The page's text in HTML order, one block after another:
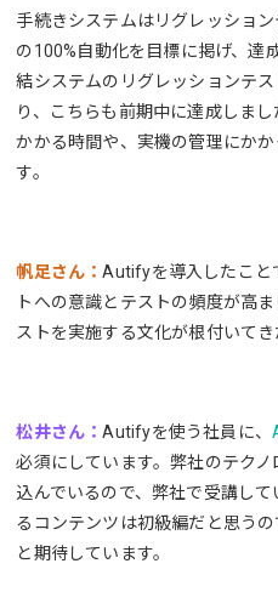
手続きシステムはリグレッショ
の100%自動化を目標に掲げ、達
結システムのリグレッションテ
り、こちらも前期中に達成しま
かかる時間や、実機の管理にか
す。
帆足さん：Autifyを導入したこと
トへの意識とテストの頻度が高
ストを実施する文化が根付いてき
松井さん：Autifyを使う社員に、
必須にしています。弊社のテク
込んでいるので、弊社で受講し
るコンテンツは初級編だと思う
と期待しています。